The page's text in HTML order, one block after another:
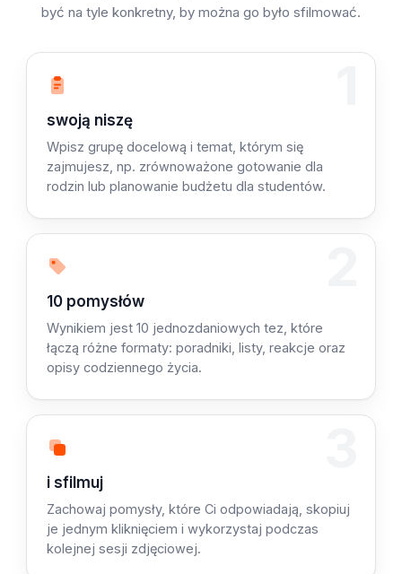
być na tyle konkretny, by można go było sfilmować.
Krok 1: Opisz
swoją niszę
Wpisz grupę docelową i temat, którym się
zajmujesz, np. zrównoważone gotowanie dla
rodzin lub planowanie budżetu dla studentów.
Krok 2: Wymyślamy
10 pomysłów
Wynikiem jest 10 jednozdaniowych tez, które
łączą różne formaty: poradniki, listy, reakcje oraz
opisy codziennego życia.
Krok 3: Skopiuj
i sfilmuj
Zachowaj pomysły, które Ci odpowiadają, skopiuj
je jednym kliknięciem i wykorzystaj podczas
kolejnej sesji zdjęciowej.